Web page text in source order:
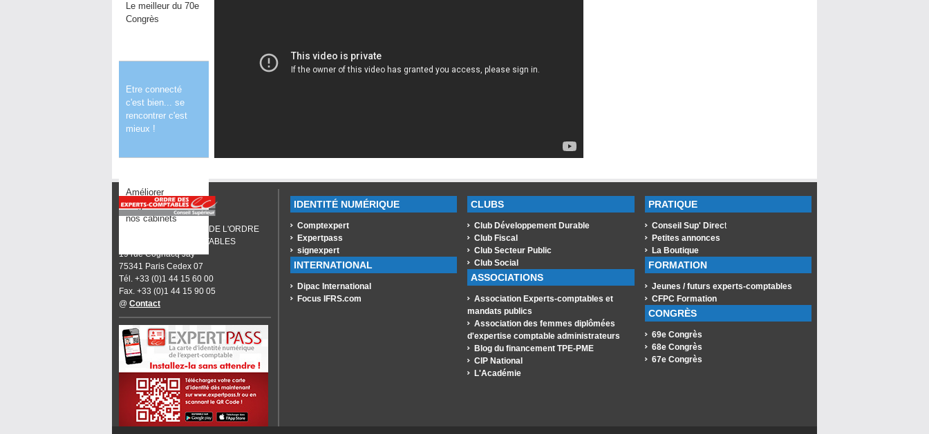
Le meilleur du 70e
Congrès
Etre connecté
c'est bien... se
rencontrer c'est
mieux !
Améliorer
l’organisation de
nos cabinets
CONSEIL SUPÉRIEUR DE L'ORDRE
DES EXPERTS-COMPTABLES
19 rue Cognacq Jay
75341 Paris Cedex 07
Tél. +33 (0)1 44 15 60 00
Fax. +33 (0)1 44 15 90 05
@ Contact
IDENTITÉ NUMÉRIQUE
Comptexpert
Expertpass
signexpert
INTERNATIONAL
Dipac International
Focus IFRS.com
CLUBS
Club Développement Durable
Club Fiscal
Club Secteur Public
Club Social
ASSOCIATIONS
Association Experts-comptables et
mandats publics
Association des femmes diplômées
d'expertise comptable administrateurs
Blog du financement TPE-PME
CIP National
L'Académie
PRATIQUE
Conseil Sup' Direct
Petites annonces
La Boutique
FORMATION
Jeunes / futurs experts-comptables
CFPC Formation
CONGRÈS
69e Congrès
68e Congrès
67e Congrès